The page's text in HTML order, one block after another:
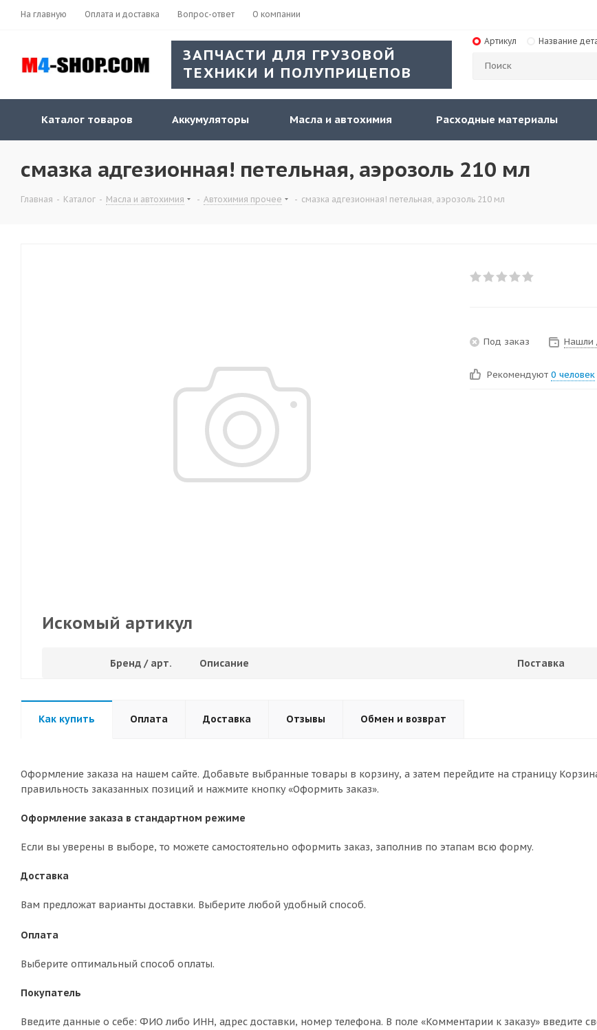
На главную Оплата и доставка Вопрос-ответ О компании
ЗАПЧАСТИ ДЛЯ ГРУЗОВОЙ
ТЕХНИКИ И ПОЛУПРИЦЕПОВ
Артикул Название
Каталог товаров Аккумуляторы Масла и автохимия Расходные материалы
смазка адгезионная! петельная, аэрозоль 210 мл
Главная - Каталог - Масла и автохимия - Автохимия прочее - смазка адгезионная! петельная, аэрозоль 210 мл
Под заказ Нашли
Рекомендуют 0 человек
Искомый артикул
Бренд / арт. Описание Поставка
Как купить Оплата Доставка Отзывы Обмен и возврат
Оформление заказа на нашем сайте. Добавьте выбранные товары в корзину, а затем перейдите на страницу
правильность заказанных позиций и нажмите кнопку «Оформить заказ».
Оформление заказа в стандартном режиме
Если вы уверены в выборе, то можете самостоятельно оформить заказ, заполнив по этапам всю форму.
Доставка
Вам предложат варианты доставки. Выберите любой удобный способ.
Оплата
Выберите оптимальный способ оплаты.
Покупатель
Введите данные о себе: ФИО либо ИНН, адрес доставки, номер телефона. В поле «Комментарии к заказу» введите